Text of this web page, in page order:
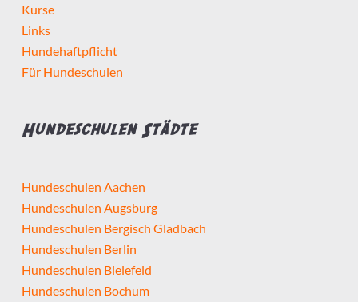
Kurse
Links
Hundehaftpflicht
Für Hundeschulen
Hundeschulen Städte
Hundeschulen Aachen
Hundeschulen Augsburg
Hundeschulen Bergisch Gladbach
Hundeschulen Berlin
Hundeschulen Bielefeld
Hundeschulen Bochum